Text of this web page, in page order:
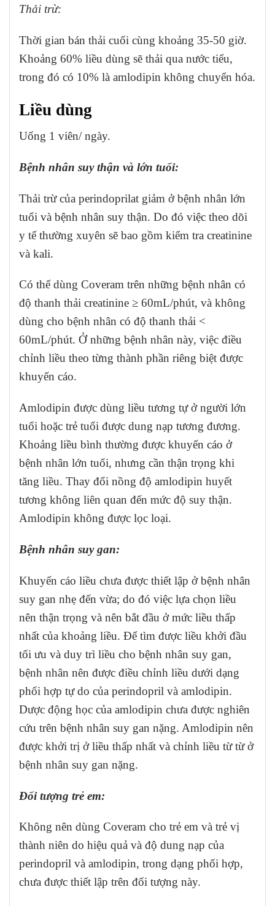
Thải trừ:
Thời gian bán thải cuối cùng khoảng 35-50 giờ.
Khoảng 60% liều dùng sẽ thải qua nước tiểu,
trong đó có 10% là amlodipin không chuyển hóa.
Liều dùng
Uống 1 viên/ ngày.
Bệnh nhân suy thận và lớn tuổi:
Thải trừ của perindoprilat giảm ở bệnh nhân lớn
tuổi và bệnh nhân suy thận. Do đó việc theo dõi
y tế thường xuyên sẽ bao gồm kiểm tra creatinine
và kali.
Có thể dùng Coveram trên những bệnh nhân có
độ thanh thải creatinine ≥ 60mL/phút, và không
dùng cho bệnh nhân có độ thanh thải <
60mL/phút. Ở những bệnh nhân này, việc điều
chỉnh liều theo từng thành phần riêng biệt được
khuyến cáo.
Amlodipin được dùng liều tương tự ở người lớn
tuổi hoặc trẻ tuổi được dung nạp tương đương.
Khoảng liều bình thường được khuyến cáo ở
bệnh nhân lớn tuổi, nhưng cần thận trọng khi
tăng liều. Thay đổi nồng độ amlodipin huyết
tương không liên quan đến mức độ suy thận.
Amlodipin không được lọc loại.
Bệnh nhân suy gan:
Khuyến cáo liều chưa được thiết lập ở bệnh nhân
suy gan nhẹ đến vừa; do đó việc lựa chọn liều
nên thận trọng và nên bắt đầu ở mức liều thấp
nhất của khoảng liều. Để tìm được liều khởi đầu
tối ưu và duy trì liều cho bệnh nhân suy gan,
bệnh nhân nên được điều chỉnh liều dưới dạng
phối hợp tự do của perindopril và amlodipin.
Dược động học của amlodipin chưa được nghiên
cứu trên bệnh nhân suy gan nặng. Amlodipin nên
được khởi trị ở liều thấp nhất và chỉnh liều từ từ ở
bệnh nhân suy gan nặng.
Đối tượng trẻ em:
Không nên dùng Coveram cho trẻ em và trẻ vị
thành niên do hiệu quả và độ dung nạp của
perindopril và amlodipin, trong dạng phối hợp,
chưa được thiết lập trên đối tượng này.